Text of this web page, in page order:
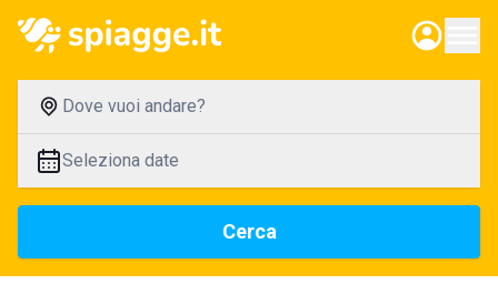
Dove vuoi andare?
Seleziona date
Cerca